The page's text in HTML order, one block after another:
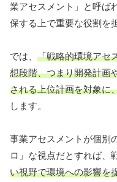
業アセスメント」と呼ば
保する上で重要な役割を
では、 「戦略的環境アセ
想段階、つまり開発計画
される上位計画を対象に
します。
事業アセスメントが個別
ロ」な視点だとすれば、
い視野で環境への影響を